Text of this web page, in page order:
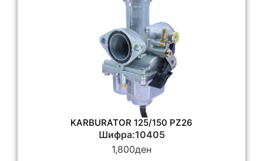
KARBURATOR 125/150 PZ26
Шифра:10405
1,800ден